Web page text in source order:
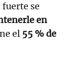
fuerte se
en
el 55 % de